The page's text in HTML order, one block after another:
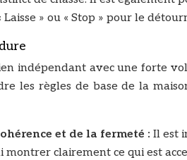
Laisse » ou « Stop » pour le
indépendant avec une forte
les règles de base de la
et de la fermeté : Il est
montrer clairement ce qui est